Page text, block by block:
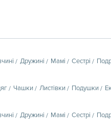
Дружині Мамі Сестрі
Чашки Листівки Подушки
Дружині Мамі Сестрі